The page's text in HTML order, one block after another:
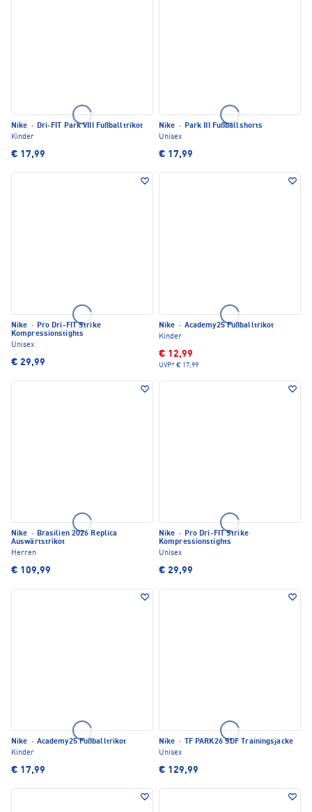
Nike · Dri-FIT Park VIII Fußballtrikot
Kinder
€ 17,99
Nike · Park III Fußballshorts
Unisex
€ 17,99
Nike · Pro Dri-FIT Strike
Kompressionstights
Unisex
€ 29,99
Nike · Academy25 Fußballtrikot
Kinder
€ 12,99
UVP* € 17,99
Nike · Brasilien 2026 Replica
Auswärtstrikot
Herren
€ 109,99
Nike · Pro Dri-FIT Strike
Kompressionstights
Unisex
€ 29,99
Nike · Academy25 Fußballtrikot
Kinder
€ 17,99
Nike ·
TF PARK26 SDF Trainingsjacke
Unisex
€ 129,99